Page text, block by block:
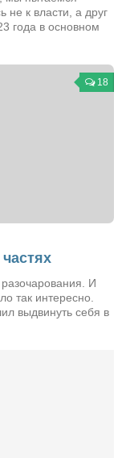
не к власти, а друг
года в основном
18
И
так интересно.
выдвинуть себя в